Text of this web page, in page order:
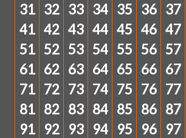
31 32 33 34 35 36 37
41 42 43 44 45 46 47
51 52 53 54 55 56 57
61 62 63 64 65 66 67
71 72 73 74 75 76 77
81 82 83 84 85 86 87
91
92 93 94 95 96 97